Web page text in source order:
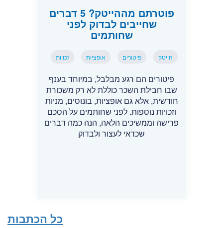
פוטרתם מההייטק? 5 דברים
שחייבים לבדוק לפני
שחותמים
הייטק פיטורים אופציות זכויות
פיטורים הם רגע מבלבל, במיוחד בענף
שבו חבילת השכר כוללת לא רק משכורת
חודשית, אלא גם אופציות, בונוסים, מניות
וזכויות נוספות. לפני שחותמים על הסכם
פרישה וממשיכים הלאה, הנה כמה דברים
שכדאי לעצור ולבדוק
כל הכתבות